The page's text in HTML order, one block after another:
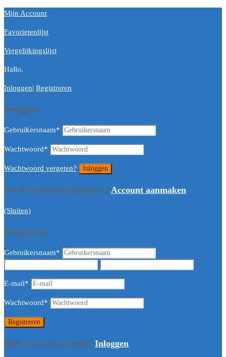
Mijn Account
Favorietenlijst
Vergelijkingslijst
Hallo.
Inloggen| Registreren
Inloggen
Gebruikersnaam*
Wachtwoord*
Wachtwoord vergeten?
Nieuw account aanmaken? Account aanmaken
(Sluiten)
Registreren
Gebruikersnaam*
E-mail*
Wachtwoord*
Heb je al een account? Inloggen